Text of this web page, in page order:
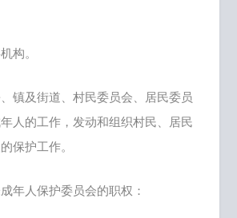
构。
镇及街道、村民委员会、居民委员
人的工作，发动和组织村民、居民
保护工作。
年人保护委员会的职权：